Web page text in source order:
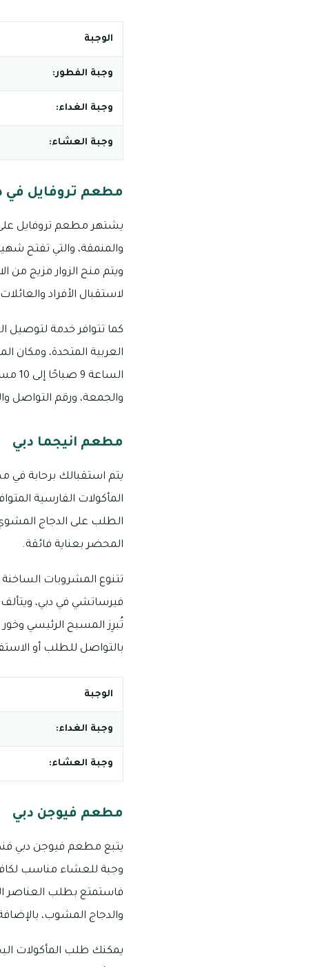
الوجبة
وجبة الفطور:
وجبة الغداء:
وجبة العشاء:
مطعم تروفايل في
يشتهر مطعم تروفايل على
والمنمقة، والتي تفتح
ويتم منح الزوار مزيج من
لاستقبال الأفراد
كما تتوافر خدمة لتوصيل
العربية المتحدة، ومكان
والجمعة، ورقم التواصل والطلب
مطعم انيجما دبي
يتم استقبالك برحابة في
المأكولات الفارسية
الطلب على الدجاج
المحضر بعناية فائقة.
تتنوع المشروبات
فيرساتشي في دبي،
تُبرِز المسبح الرئيسي
بالتواصل للطلب أو الاستفسار أو الاقتراح من
الوجبة
وجبة الغداء:
وجبة العشاء:
مطعم فيوجن دبي
وجبة للعشاء مناسب لكافة
فاستمتع بطلب العناصر
والدجاج المشوب،
يمكنك طلب المأكولات